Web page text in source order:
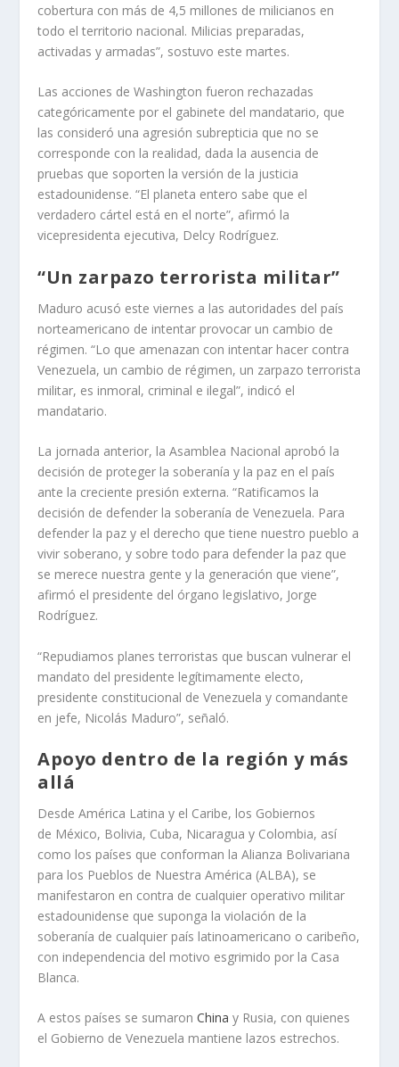
cobertura con más de 4,5 millones de milicianos en
todo el territorio nacional. Milicias preparadas,
activadas y armadas”, sostuvo este martes.
Las acciones de Washington fueron rechazadas
categóricamente por el gabinete del mandatario, que
las consideró una agresión subrepticia que no se
corresponde con la realidad, dada la ausencia de
pruebas que soporten la versión de la justicia
estadounidense. “El planeta entero sabe que el
verdadero cártel está en el norte”, afirmó la
vicepresidenta ejecutiva, Delcy Rodríguez.
“Un zarpazo terrorista militar”
Maduro acusó este viernes a las autoridades del país
norteamericano de intentar provocar un cambio de
régimen. “Lo que amenazan con intentar hacer contra
Venezuela, un cambio de régimen, un zarpazo terrorista
militar, es inmoral, criminal e ilegal”, indicó el
mandatario.
La jornada anterior, la Asamblea Nacional aprobó la
decisión de proteger la soberanía y la paz en el país
ante la creciente presión externa. “Ratificamos la
decisión de defender la soberanía de Venezuela. Para
defender la paz y el derecho que tiene nuestro pueblo a
vivir soberano, y sobre todo para defender la paz que
se merece nuestra gente y la generación que viene”,
afirmó el presidente del órgano legislativo, Jorge
Rodríguez.
“Repudiamos planes terroristas que buscan vulnerar el
mandato del presidente legítimamente electo,
presidente constitucional de Venezuela y comandante
en jefe, Nicolás Maduro”, señaló.
Apoyo dentro de la región y más
allá
Desde América Latina y el Caribe, los Gobiernos
de México, Bolivia, Cuba, Nicaragua y Colombia, así
como los países que conforman la Alianza Bolivariana
para los Pueblos de Nuestra América (ALBA), se
manifestaron en contra de cualquier operativo militar
estadounidense que suponga la violación de la
soberanía de cualquier país latinoamericano o caribeño,
con independencia del motivo esgrimido por la Casa
Blanca.
A estos países se sumaronChina y Rusia, con quienes
el Gobierno de Venezuela mantiene lazos estrechos.